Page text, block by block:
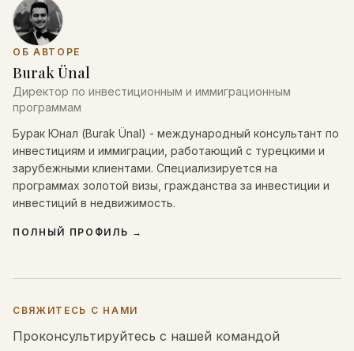
ОБ АВТОРЕ
Burak Ünal
Директор по инвестиционным и иммиграционным
программам
Бурак Юнал (Burak Ünal) - международный консультант по
инвестициям и иммиграции, работающий с турецкими и
зарубежными клиентами. Специализируется на
программах золотой визы, гражданства за инвестиции и
инвестиций в недвижимость.
ПОЛНЫЙ ПРОФИЛЬ →
СВЯЖИТЕСЬ С НАМИ
Проконсультируйтесь с нашей командой